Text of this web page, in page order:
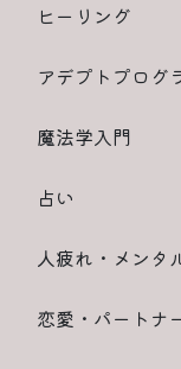
ヒーリング
アデプトプログ
魔法学入門
占い
人疲れ・メンタ
恋愛・パートナ